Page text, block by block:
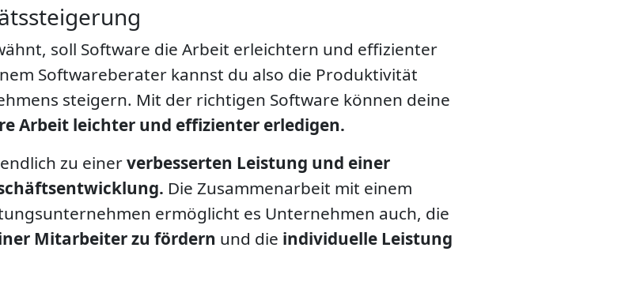
soll Software die Arbeit erleichtern und effizienter
Softwareberater kannst du also die Produktivität
steigern. Mit der richtigen Software können deine
Arbeit leichter und effizienter erledigen.
zu einerverbesserten Leistung und einer
Die Zusammenarbeit mit einem
ermöglicht es Unternehmen auch, die
Mitarbeiter zu fördern und die individuelle Leistung